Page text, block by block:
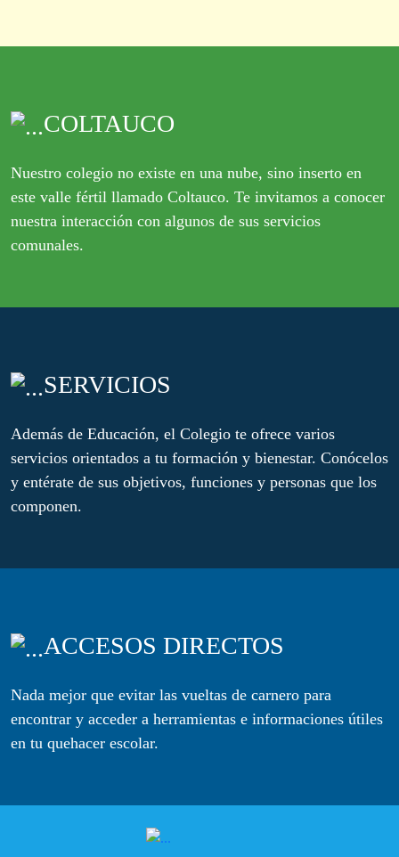
COLTAUCO
Nuestro colegio no existe en una nube, sino inserto en
este valle fértil llamado Coltauco. Te invitamos a conocer
nuestra interacción con algunos de sus servicios
comunales.
SERVICIOS
Además de Educación, el Colegio te ofrece varios
servicios orientados a tu formación y bienestar. Conócelos
y entérate de sus objetivos, funciones y personas que los
componen.
ACCESOS DIRECTOS
Nada mejor que evitar las vueltas de carnero para
encontrar y acceder a herramientas e informaciones útiles
en tu quehacer escolar.